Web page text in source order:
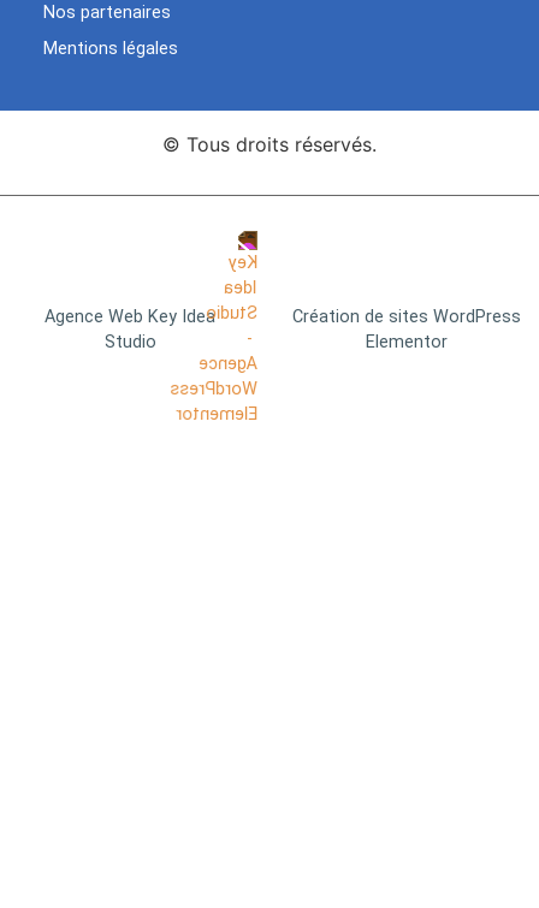
Nos partenaires
Mentions légales
© Tous droits réservés.
Agence Web Key Idea
Studio
Création de sites WordPress
Elementor